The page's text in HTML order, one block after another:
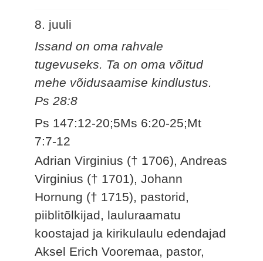
8. juuli
Issand on oma rahvale
tugevuseks. Ta on oma võitud
mehe võidusaamise kindlustus.
Ps 28:8
Ps 147:12-20;5Ms 6:20-25;Mt
7:7-12
Adrian Virginius († 1706), Andreas
Virginius († 1701), Johann
Hornung († 1715), pastorid,
piiblitõlkijad, lauluraamatu
koostajad ja kirikulaulu edendajad
Aksel Erich Vooremaa, pastor,